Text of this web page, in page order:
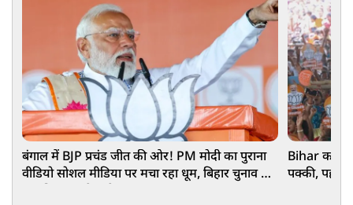
बंगाल में BJP प्रचंड जीत की ओर! PM मोदी का पुराना
वीडियो सोशल मीडिया पर मचा रहा धूम, बिहार चुनाव के
Bihar का
पक्की, पहले